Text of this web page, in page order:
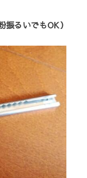
振るいでもOK）